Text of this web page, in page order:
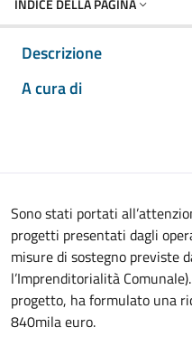
INDICE DELLA PAGINA
Descrizione
A cura di
Sono stati portati
progetti presentati dagli
misure di sostegno previste
l’Imprenditorialità
progetto, ha formulato una
840mila euro.